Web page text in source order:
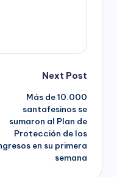
Next Post
Más de 10.000
santafesinos se
sumaron al Plan de
Protección de los
en su primera
semana